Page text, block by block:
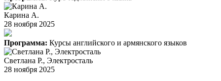
Карина А.
28 ноября 2025
Программа: Курсы английского и армянского языков
Светлана Р., Электросталь
28 ноября 2025